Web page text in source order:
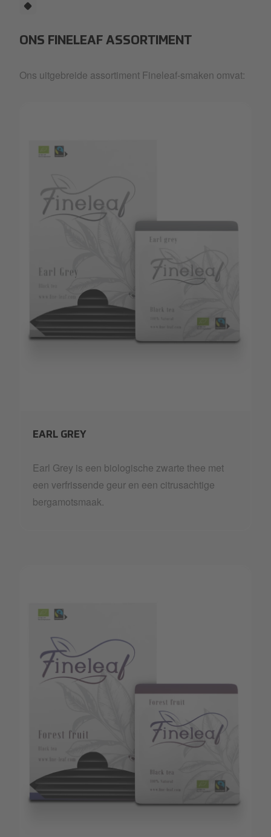
ONS FINELEAF ASSORTIMENT
Ons uitgebreide assortiment Fineleaf-smaken omvat:
EARL GREY
Earl Grey is een biologische zwarte thee met
een verfrissende geur en een citrusachtige
bergamotsmaak.